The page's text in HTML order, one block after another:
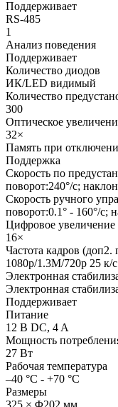
Поддерживает
RS-485
1
Анализ поведения
Поддерживает
Количество диодов
ИК/LED видимый
Количество
300
Оптическое
32×
Память при
Поддержка
Скорость по
поворот:240°/с;
Скорость ручного
поворот:0.1° - 160°/с;
Цифровое увеличение
16×
Частота кадров (доп2.
1080p/1.3M/720p 25 к/с
Электронная
Электронная
Поддерживает
Питание
12 В DC, 4 A
Мощность
27 Вт
Рабочая температура
–40 °C - +70 °C
Размеры
325 × Φ202 мм